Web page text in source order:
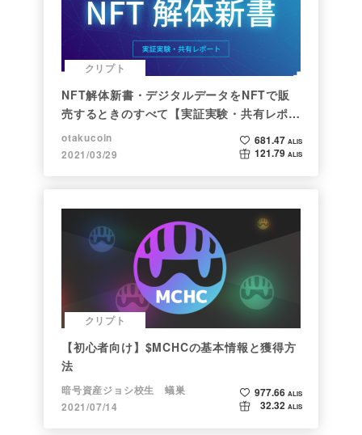
クリプト
NFT解体新書・デジタルデータをNFTで販
売するときのすべて【実証実験・共有レポー
ト】
otakucoin
2021/03/29
681.47 ALIS
121.79 ALIS
クリプト
【初心者向け】$MCHCの基本情報と獲得方
法
暗号資産ジョシ校生 蟻巣
2021/07/14
977.66 ALIS
32.32 ALIS